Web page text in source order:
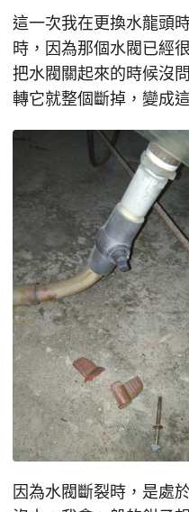
這一次我在更換水龍頭
時，因為那個水閥已經
把水閥關起來的時候沒
轉它就整個斷掉，變成
因為水閥斷裂時，是處